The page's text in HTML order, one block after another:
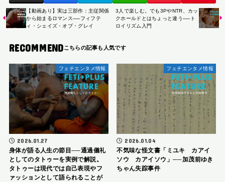
【動画あり】実は三部作：主従関係
から始まるロマンス──フィフテ
ィ・シェイズ・オブ・グレイ
3人で楽しむ。でも3PやNTR、カッ
クホールドとはちょっと違う──ト
ロイリズム入門
RECOMMEND
フェチエンタメ情報
2026.01.27
身体が語る人生の節目──通過儀礼
としてのタトゥーを実例で解説。
タトゥーは現代では自己表現やフ
ァッションとして語られることが
フェチエンタメ情報
2026.01.04
不気味な怪文書「ミユキ カアイ
ソウ カアイソウ」──加茂前ゆき
ちゃん失踪事件